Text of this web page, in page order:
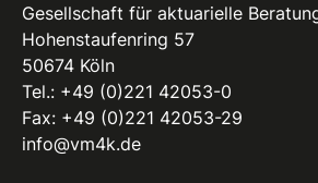
Gesellschaft für aktuarielle
Hohenstaufenring 57
50674 Köln
Tel.: +49 (0)221 42053-0
Fax: +49 (0)221 42053-29
info@vm4k.de